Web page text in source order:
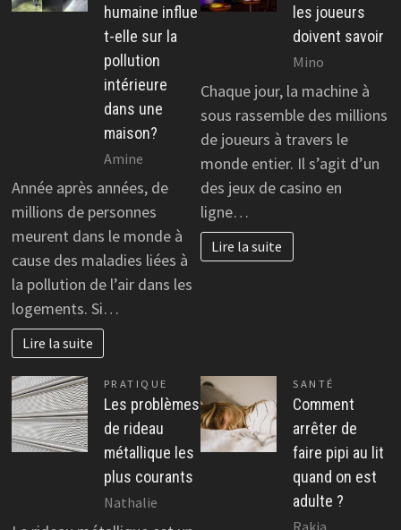
humaine influe
t-elle sur la
pollution
intérieure
dans une
maison?
Amine
Année après années, de
millions de personnes
meurent dans le monde à
cause des maladies liées à
la pollution de l’air dans les
logements. Si…
Lire la suite
les joueurs
doivent savoir
Mino
Chaque jour, la machine à
sous rassemble des millions
de joueurs à travers le
monde entier. Il s’agit d’un
des jeux de casino en
ligne…
Lire la suite
PRATIQUE
Les problèmes
de rideau
métallique les
plus courants
Nathalie
SANTÉ
Comment
arrêter de
faire pipi au lit
quand on est
adulte ?
Rakia